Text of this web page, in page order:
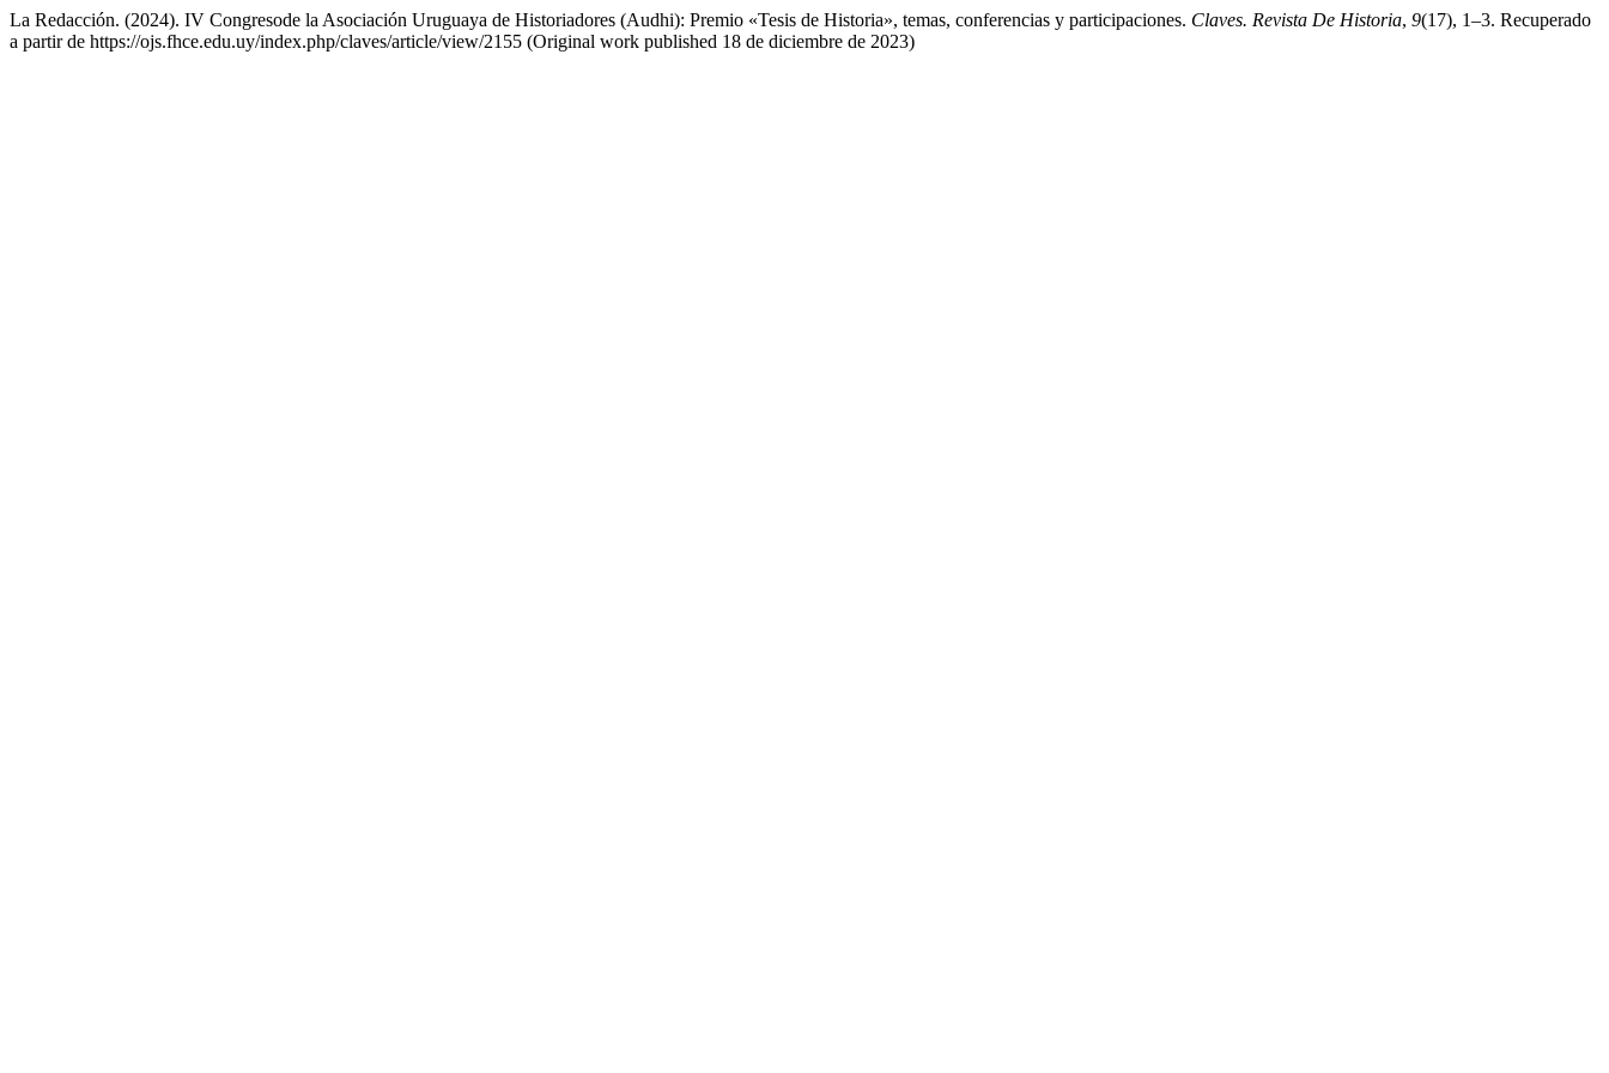
La Redacción. (2024). IV Congresode la Asociación Uruguaya de Historiadores (Audhi): Premio «Tesis de Historia», temas, conferencias y participaciones. Claves. Revista De Historia, 9(17), 1–3. Recuperado
a partir de https://ojs.fhce.edu.uy/index.php/claves/article/view/2155 (Original work published 18 de diciembre de 2023)